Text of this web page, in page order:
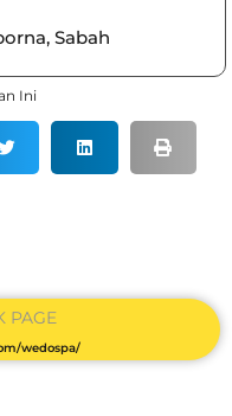
Sabah
Ini
PAGE
wedospa/